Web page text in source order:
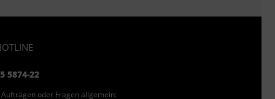
5874-22
oder Fragen allgemein: